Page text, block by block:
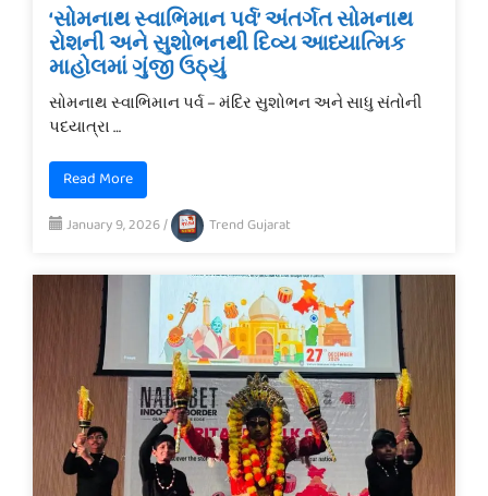
‘સોમનાથ સ્વાભિમાન પર્વ’ અંતર્ગત સોમનાથ
રોશની અને સુશોભનથી દિવ્ય આધ્યાત્મિક
માહોલમાં ગુંજી ઉઠ્યું
સોમનાથ સ્વાભિમાન પર્વ – મંદિર સુશોભન અને સાધુ સંતોની
પદયાત્રા …
Read More
January 9, 2026/ Trend Gujarat